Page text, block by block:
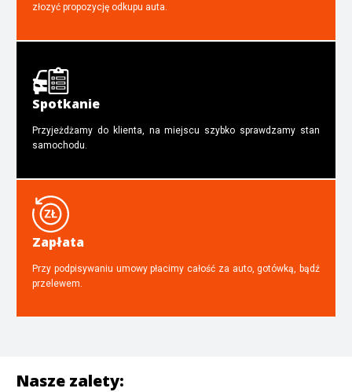
złozyć propozycję odkupu auta.
Spotkanie
Przyjeżdżamy do klienta, na miejscu szybko sprawdzamy stan
samochodu.
Zapłata
Przy podpisywaniu umowy płacimy całość za auto, gotówką, bądź
przelewem.
Nasze zalety: